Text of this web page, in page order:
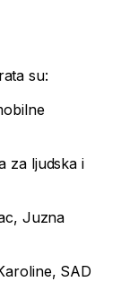
su:
za ljudska i
Juzna
SAD